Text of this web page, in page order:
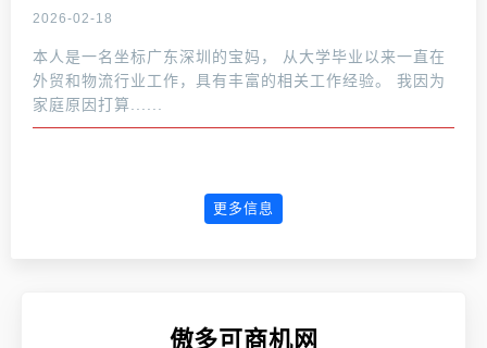
2026-02-18
本人是一名坐标广东深圳的宝妈， 从大学毕业以来一直在
外贸和物流行业工作，具有丰富的相关工作经验。 我因为
家庭原因打算......
更多信息
傲多可商机网